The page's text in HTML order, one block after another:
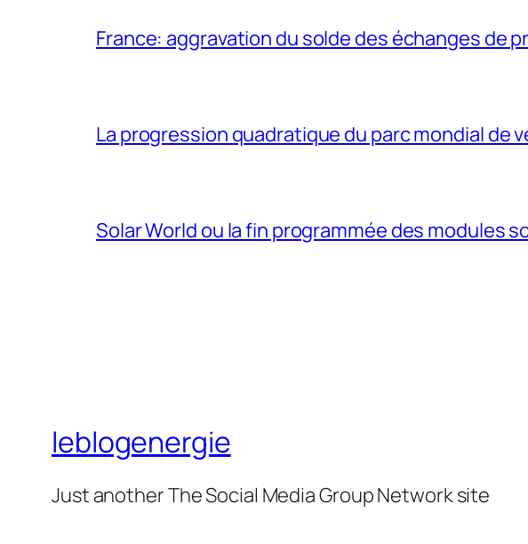
France: aggravation du solde des échanges de
La progression quadratique du parc mondial de
Solar World ou la fin programmée des modules
leblogenergie
Just another The Social Media Group Network site